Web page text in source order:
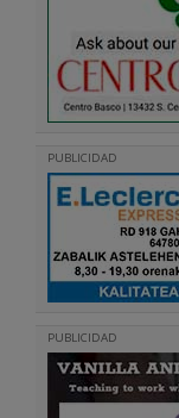
PUBLICIDAD
PUBLICIDAD